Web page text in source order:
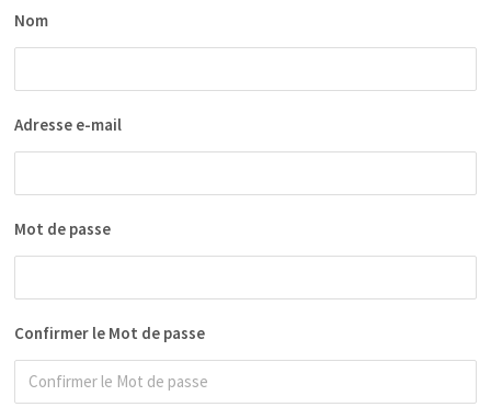
Nom
Adresse e-mail
Mot de passe
Confirmer le Mot de passe